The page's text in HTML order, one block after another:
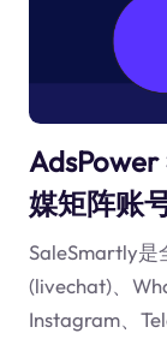
媒矩阵账
SaleSmartly是
(livechat)、
Instagram、